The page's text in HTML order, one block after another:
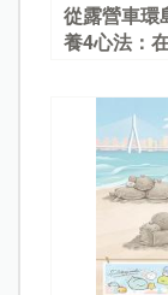
從露營車環
養4心法：